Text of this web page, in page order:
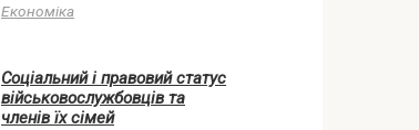
Економіка
Соціальний і правовий статус
військовослужбовців та
членів їх сімей